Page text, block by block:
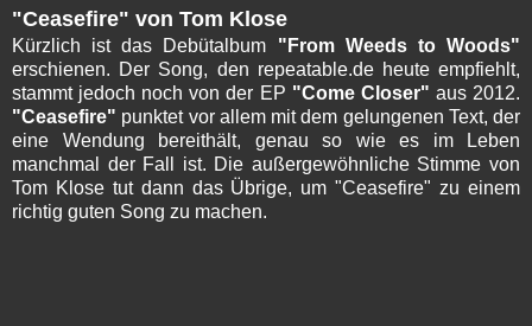
"Ceasefire" von Tom Klose
Kürzlich ist das Debütalbum "From Weeds to Woods"
erschienen. Der Song, den repeatable.de heute empfiehlt,
stammt jedoch noch von der EP "Come Closer" aus 2012.
"Ceasefire" punktet vor allem mit dem gelungenen Text, der
eine Wendung bereithält, genau so wie es im Leben
manchmal der Fall ist. Die außergewöhnliche Stimme von
Tom Klose tut dann das Übrige, um "Ceasefire" zu einem
richtig guten Song zu machen.